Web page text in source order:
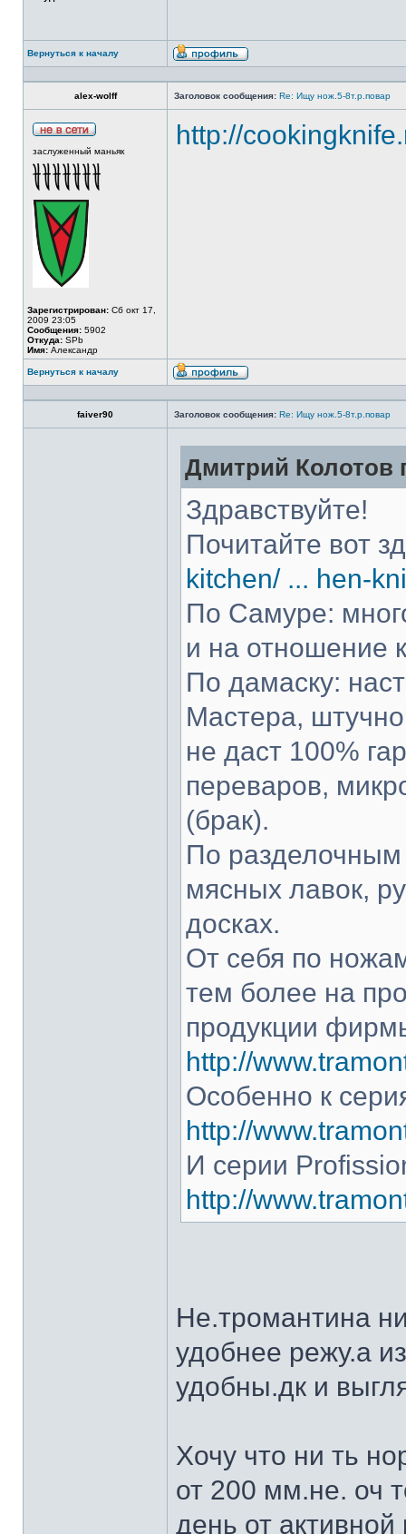
Вернуться к началу
alex-wolff Заголовок сообщения: Re: Ищу нож.5-8т.р.повар
заслуженный маньяк
Зарегистрирован: Сб окт 17,
2009 23:05
Сообщения: 5902
Откуда: SPb
Имя: Александр
http://
Вернуться к началу
faiver90 Заголовок сообщения: Re: Ищу нож.5-8т.р.повар
Дмитрий Колотов
Здравствуйте!
Почитайте вот
kitchen/ ... hen-
По Самуре:
и на отношение
По дамаску:
Мастера,
не даст 100%
переваров,
(брак).
По разделочным
мясных лавок,
досках.
От себя по
тем более на
продукции
http://
Особенно к
http://
И серии
http://
Не.тромантина
удобнее режу.а
удобны.дк и
Хочу что ни ть
от 200 мм.не. оч
день от